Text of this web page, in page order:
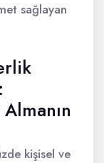
sağlayan
kişisel ve